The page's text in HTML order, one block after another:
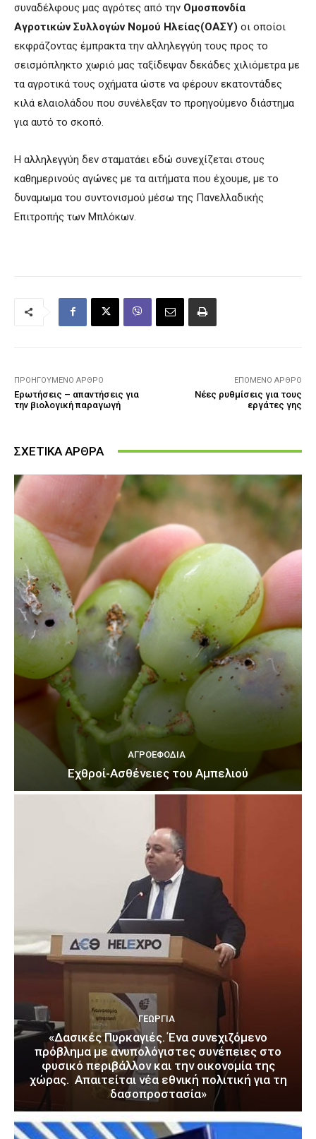
συναδέλφους μας αγρότες από την Ομοσπονδία
Αγροτικών Συλλογών Νομού Ηλείας(ΟΑΣΥ) οι οποίοι
εκφράζοντας έμπρακτα την αλληλεγγύη τους προς το
σεισμόπληκτο χωριό μας ταξίδεψαν δεκάδες χιλιόμετρα με
τα αγροτικά τους οχήματα ώστε να φέρουν εκατοντάδες
κιλά ελαιολάδου που συνέλεξαν το προηγούμενο διάστημα
για αυτό το σκοπό.
Η αλληλεγγύη δεν σταματάει εδώ συνεχίζεται στους
καθημερινούς αγώνες με τα αιτήματα που έχουμε, με το
δυναμωμα του συντονισμού μέσω της Πανελλαδικής
Επιτροπής των Μπλόκων.
ΠΡΟΗΓΟΎΜΕΝΟ ΆΡΘΡΟ
Ερωτήσεις – απαντήσεις για
την βιολογική παραγωγή
ΕΠΌΜΕΝΟ ΆΡΘΡΟ
Νέες ρυθμίσεις για τους
εργάτες γης
ΣΧΕΤΙΚΑ ΑΡΘΡΑ
ΑΓΡΟΕΦΌΔΙΑ
Εχθροί-Ασθένειες του Αμπελιού
ΓΕΩΡΓΊΑ
«Δασικές Πυρκαγιές. Ένα συνεχιζόμενο
πρόβλημα με ανυπολόγιστες συνέπειες στο
φυσικό περιβάλλον και την οικονομία της
χώρας. Απαιτείται νέα εθνική πολιτική για τη
δασοπροστασία»